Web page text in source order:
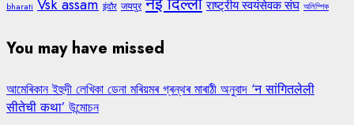
bharati Vsk assam इंदौर जयपुर राष्ट्रीय स्वयंसेवक संघ অলিম্পিক
You may have missed
আমেৰিকান ইহুদী লেখিকা ডেনা মৰিয়মৰ গ্ৰন্থৰ মাৰাঠী অনুবাদ ‘न सांगितलेली
सीतेची कथा’ উন্মোচন